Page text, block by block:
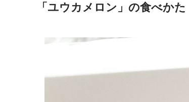
「ユウカメロン」の食べかた